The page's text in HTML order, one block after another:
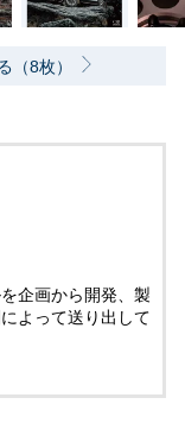
（8枚）
企画から開発、製
よって送り出して